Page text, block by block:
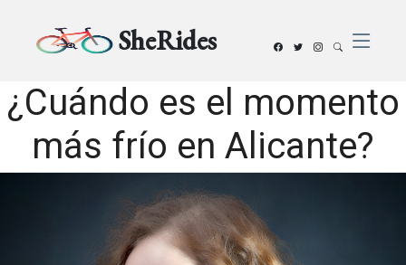
SheRides
¿Cuándo es el momento
más frío en Alicante?